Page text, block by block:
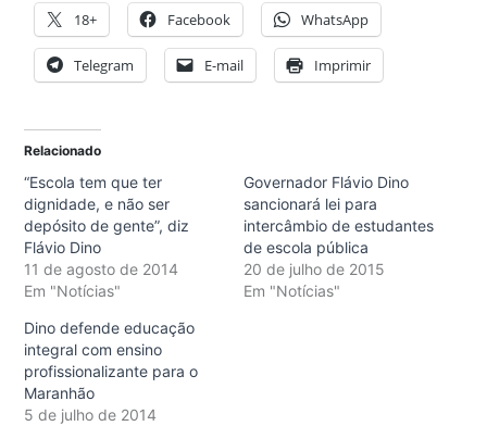
18+ Facebook WhatsApp
Telegram E-mail Imprimir
Relacionado
“Escola tem que ter
dignidade, e não ser
depósito de gente”, diz
Flávio Dino
11 de agosto de 2014
Em "Notícias"
Governador Flávio Dino
sancionará lei para
intercâmbio de estudantes
de escola pública
20 de julho de 2015
Em "Notícias"
Dino defende educação
integral com ensino
profissionalizante para o
Maranhão
5 de julho de 2014